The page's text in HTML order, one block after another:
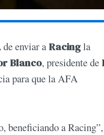
de enviar a Racingla
Blanco, presidente de
para que la AFA
beneficiando a Racing”,